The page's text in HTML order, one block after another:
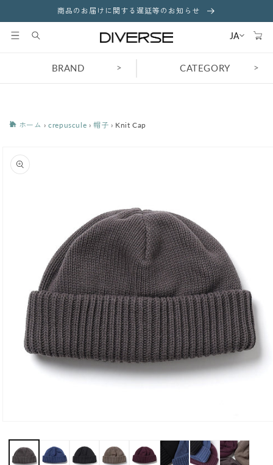
進む
商品のお届けに関する遅延等のお知らせ
JA
カ
ー
BRAND > CATEGORY >
ホーム › crepuscule › 帽子 › Knit Cap
報にス
キップ
ー